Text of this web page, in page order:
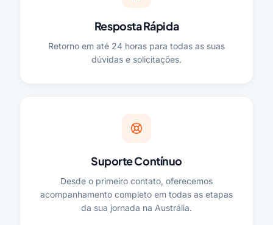
Resposta Rápida
Retorno em até 24 horas para todas as suas
dúvidas e solicitações.
Suporte Contínuo
Desde o primeiro contato, oferecemos
acompanhamento completo em todas as etapas
da sua jornada na Austrália.